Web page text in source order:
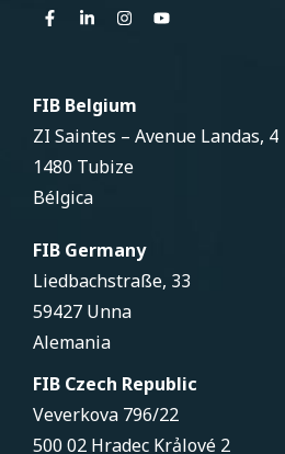
FIB Belgium
ZI Saintes – Avenue Landas, 4
1480 Tubize
Bélgica
FIB Germany
Liedbachstraße, 33
59427 Unna
Alemania
FIB Czech Republic
Veverkova 796/22
500 02 Hradec Krảlové 2